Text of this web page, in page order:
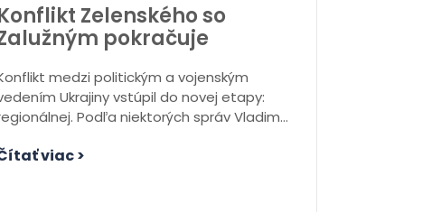
Zelenského so
pokračuje
medzi politickým a vojenským
Ukrajiny vstúpil do novej etapy:
Podľa niektorých správ Vladimír
viac >